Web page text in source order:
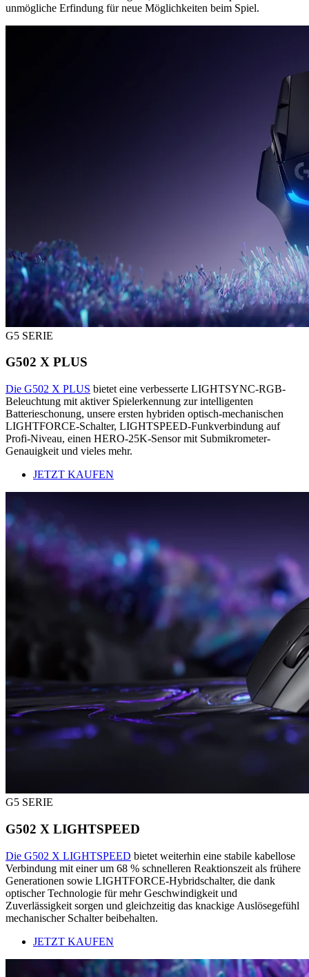
unmögliche Erfindung für neue Möglichkeiten beim Spiel.
G5 SERIE
G502 X PLUS
Die G502 X PLUS bietet eine verbesserte LIGHTSYNC-RGB-
Beleuchtung mit aktiver Spielerkennung zur intelligenten
Batterieschonung, unsere ersten hybriden optisch-mechanischen
LIGHTFORCE-Schalter, LIGHTSPEED-Funkverbindung auf
Profi-Niveau, einen HERO-25K-Sensor mit Submikrometer-
Genauigkeit und vieles mehr.
JETZT KAUFEN
G5 SERIE
G502 X LIGHTSPEED
Die G502 X LIGHTSPEED bietet weiterhin eine stabile kabellose
Verbindung mit einer um 68 % schnelleren Reaktionszeit als frühere
Generationen sowie LIGHTFORCE-Hybridschalter, die dank
optischer Technologie für mehr Geschwindigkeit und
Zuverlässigkeit sorgen und gleichzeitig das knackige Auslösegefühl
mechanischer Schalter beibehalten.
JETZT KAUFEN